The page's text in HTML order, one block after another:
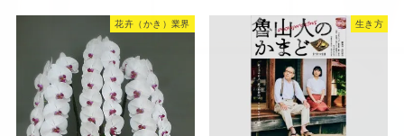
花卉（かき）業界 生き方